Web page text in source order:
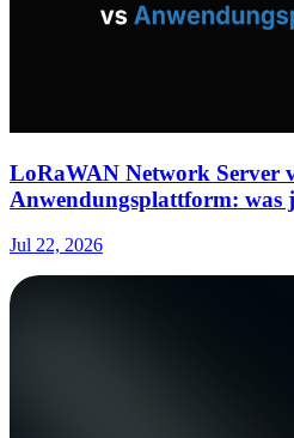
LoRaWAN Network Server
Anwendungsplattform: was
Jul 22, 2026